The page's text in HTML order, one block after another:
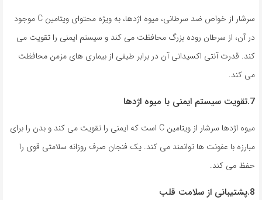
سرشار از خواص ضد سرطانی، میوه اژدها، به ویژه محتوای ویتامین C موجود
در آن، از سرطان روده بزرگ محافظت می کند و سیستم ایمنی را تقویت می
کند. قدرت آنتی اکسیدانی آن در برابر طیفی از بیماری های مزمن محافظت
می کند.
7.تقویت سیستم ایمنی با میوه اژدها
میوه اژدها سرشار از ویتامین C است که ایمنی را تقویت می کند و بدن را برای
مبارزه با عفونت ها توانمند می کند. یک فنجان صرف روزانه سلامتی قوی را
حفظ می کند.
8.پشتیبانی از سلامت قلب